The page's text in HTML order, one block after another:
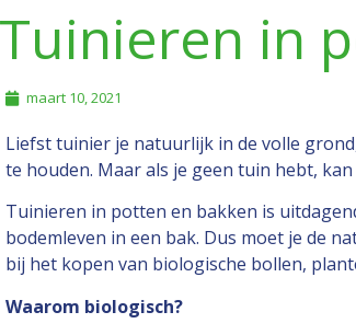
Tuinieren in
maart 10, 2021
Liefst tuinier je natuurlijk in de volle
te houden. Maar als je geen tuin hebt,
Tuinieren in potten en bakken is
bodemleven in een bak. Dus moet je de
bij het kopen van biologische bollen,
Waarom biologisch?